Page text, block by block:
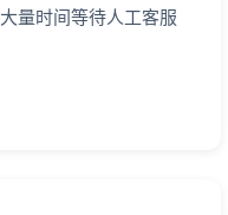
量时间等待人工客服